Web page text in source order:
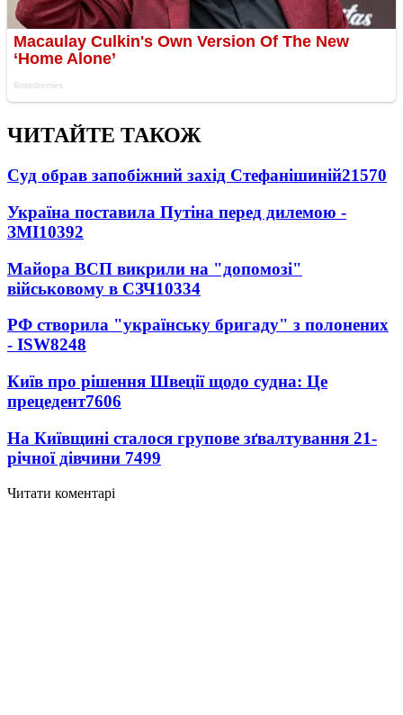
ЧИТАЙТЕ ТАКОЖ
Суд обрав запобіжний захід Стефанішиній21570
Україна поставила Путіна перед дилемою -
ЗМІ10392
Майора ВСП викрили на "допомозі"
військовому в СЗЧ10334
РФ створила "українську бригаду" з полонених
- ISW8248
Київ про рішення Швеції щодо судна: Це
прецедент7606
На Київщині сталося групове зґвалтування 21-
річної дівчини 7499
Читати коментарі